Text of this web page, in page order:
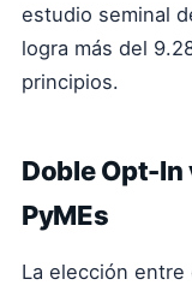
estudio seminal
logra más del
principios.
Doble Opt-In
PyMEs
La elección